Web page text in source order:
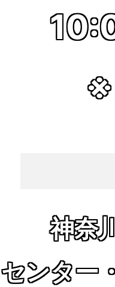
※
神奈
センタ